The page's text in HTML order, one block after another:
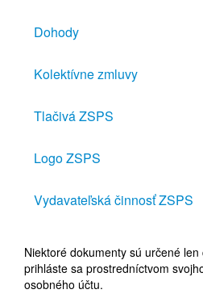
Dohody
Kolektívne zmluvy
Tlačivá ZSPS
Logo ZSPS
Vydavateľská činnosť ZSPS
Niektoré dokumenty sú určené
prihláste sa prostredníctvom
osobného účtu.